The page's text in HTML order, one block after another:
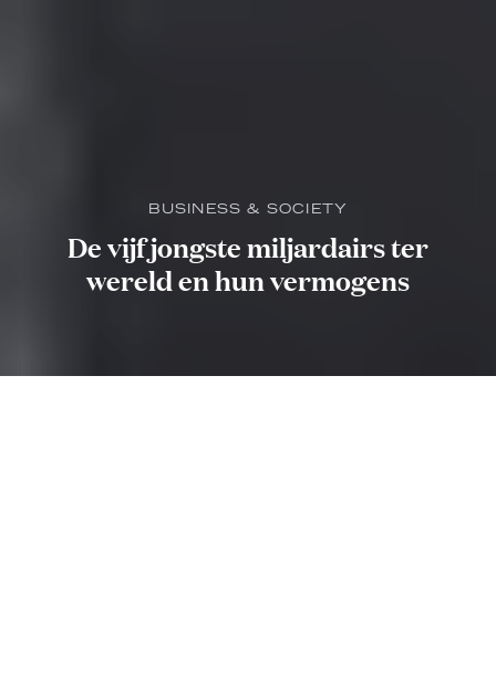
BUSINESS & SOCIETY
De vijf jongste miljardairs ter
wereld en hun vermogens